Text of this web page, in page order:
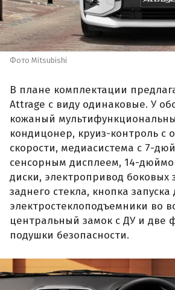
Фото Mitsubishi
В плане комплектации
Attrage с виду одинаковые. У
кожаный
кондицонер, круиз-контроль с
скорости, медиасистема с 7-
сенсорным дисплеем, 14-
диски, электропривод боковых
заднего стекла, кнопка запуска
электростеклоподъемники во
центральный замок с ДУ и две
подушки безопасности.